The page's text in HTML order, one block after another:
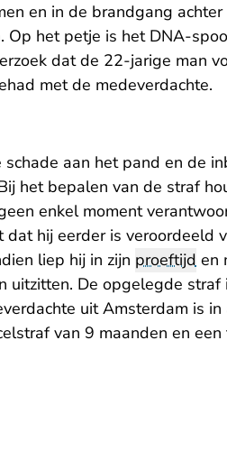
en in de brandgang
Op het petje is het DNA-
dat de 22-jarige man
met de medeverdachte.
aan het pand en de
het bepalen van de straf
enkel moment
hij eerder is veroordeeld
liep hij in zijn proeftijd en
De opgelegde straf
uit Amsterdam is
van 9 maanden en